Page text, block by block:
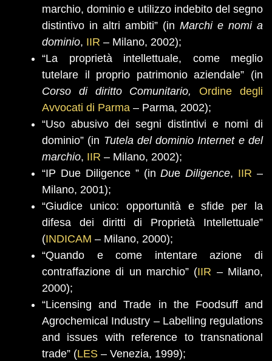
marchio, dominio e utilizzo indebito del segno
distintivo in altri ambiti” (in Marchi e nomi a
dominio, IIR – Milano, 2002);
“La proprietà intellettuale, come meglio
tutelare il proprio patrimonio aziendale” (in
Corso di diritto Comunitario,Ordine degli
Avvocati di Parma – Parma, 2002);
“Uso abusivo dei segni distintivi e nomi di
dominio” (in Tutela del dominio Internet e del
marchio, IIR – Milano, 2002);
“IP Due Diligence ” (inDueDiligence, IIR –
Milano, 2001);
“Giudice unico: opportunità e sfide per la
difesa dei diritti di Proprietà Intellettuale”
(INDICAM – Milano, 2000);
“Quando e come intentare azione di
contraffazione di un marchio” (IIR – Milano,
2000);
“Licensing and Trade in the Foodsuff and
Agrochemical Industry – Labelling regulations
and issues with reference to transnational
trade” (LES – Venezia, 1999);